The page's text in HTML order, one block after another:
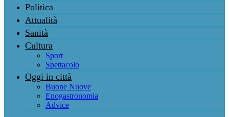
Politica
Attualità
Sanità
Cultura
Sport
Spettacolo
Oggi in città
Buone Nuove
Enogastronomia
Advice